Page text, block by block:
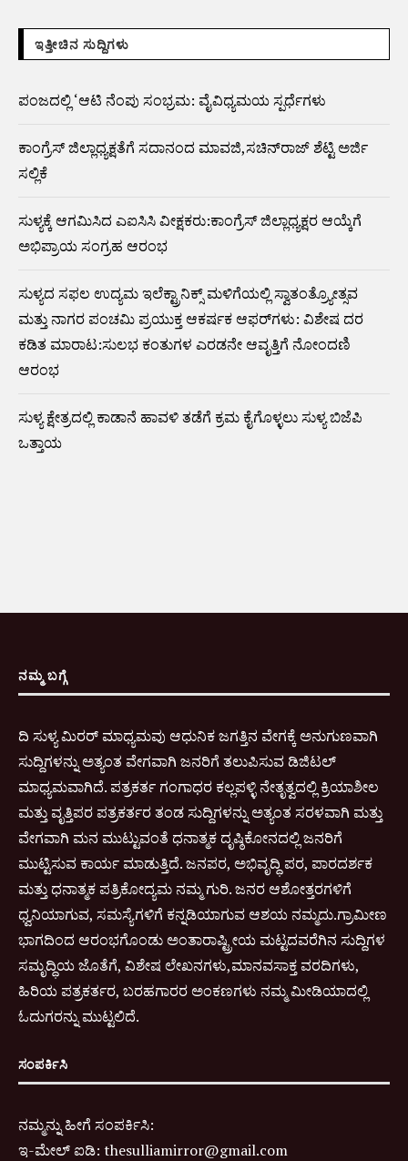
ಇತ್ತೀಚಿನ ಸುದ್ದಿಗಳು
ಪಂಜದಲ್ಲಿ ‘ಆಟಿ ನೆಂಪು ಸಂಭ್ರಮ: ವೈವಿಧ್ಯಮಯ ಸ್ಪರ್ಧೆಗಳು
ಕಾಂಗ್ರೆಸ್ ಜಿಲ್ಲಾಧ್ಯಕ್ಷತೆಗೆ ಸದಾನಂದ ಮಾವಜಿ,ಸಚಿನ್‌ರಾಜ್ ಶೆಟ್ಟಿ ಅರ್ಜಿ
ಸಲ್ಲಿಕೆ
ಸುಳ್ಯಕ್ಕೆ ಆಗಮಿಸಿದ ಎಐಸಿಸಿ ವೀಕ್ಷಕರು:ಕಾಂಗ್ರೆಸ್ ಜಿಲ್ಲಾಧ್ಯಕ್ಷರ ಆಯ್ಕೆಗೆ
ಅಭಿಪ್ರಾಯ ಸಂಗ್ರಹ ಆರಂಭ
ಸುಳ್ಯದ ಸಫಲ ಉದ್ಯಮ ಇಲೆಕ್ಟ್ರಾನಿಕ್ಸ್ ಮಳಿಗೆಯಲ್ಲಿ ಸ್ವಾತಂತ್ರ್ಯೋತ್ಸವ
ಮತ್ತು ನಾಗರ ಪಂಚಮಿ ಪ್ರಯುಕ್ತ ಆಕರ್ಷಕ ಆಫರ್‌ಗಳು: ವಿಶೇಷ ದರ
ಕಡಿತ ಮಾರಾಟ:ಸುಲಭ ಕಂತುಗಳ ಎರಡನೇ ಆವೃತ್ತಿಗೆ ನೋಂದಣಿ
ಆರಂಭ
ಸುಳ್ಯ ಕ್ಷೇತ್ರದಲ್ಲಿ ಕಾಡಾನೆ ಹಾವಳಿ ತಡೆಗೆ ಕ್ರಮ ಕೈಗೊಳ್ಳಲು ಸುಳ್ಯ ಬಿಜೆಪಿ
ಒತ್ತಾಯ
ನಮ್ಮ ಬಗ್ಗೆ
ದಿ ಸುಳ್ಯ ಮಿರರ್ ಮಾಧ್ಯಮವು ಆಧುನಿಕ ಜಗತ್ತಿನ ವೇಗಕ್ಕೆ ಅನುಗುಣವಾಗಿ
ಸುದ್ದಿಗಳನ್ನು ಅತ್ಯಂತ ವೇಗವಾಗಿ ಜನರಿಗೆ ತಲುಪಿಸುವ ಡಿಜಿಟಲ್
ಮಾಧ್ಯಮವಾಗಿದೆ. ಪತ್ರಕರ್ತ ಗಂಗಾಧರ ಕಲ್ಲಪಳ್ಳಿ ನೇತೃತ್ವದಲ್ಲಿ ಕ್ರಿಯಾಶೀಲ
ಮತ್ತು ವೃತ್ತಿಪರ ಪತ್ರಕರ್ತರ ತಂಡ ಸುದ್ದಿಗಳನ್ನು ಅತ್ಯಂತ ಸರಳವಾಗಿ ಮತ್ತು
ವೇಗವಾಗಿ ಮನ ಮುಟ್ಟುವಂತೆ ಧನಾತ್ಮಕ ದೃಷ್ಠಿಕೋನದಲ್ಲಿ ಜನರಿಗೆ
ಮುಟ್ಟಿಸುವ ಕಾರ್ಯ ಮಾಡುತ್ತಿದೆ. ಜನಪರ, ಅಭಿವೃದ್ಧಿ ಪರ, ಪಾರದರ್ಶಕ
ಮತ್ತು ಧನಾತ್ಮಕ ಪತ್ರಿಕೋದ್ಯಮ ನಮ್ಮ ಗುರಿ. ಜನರ ಆಶೋತ್ತರಗಳಿಗೆ
ಧ್ವನಿಯಾಗುವ, ಸಮಸ್ಯೆಗಳಿಗೆ ಕನ್ನಡಿಯಾಗುವ ಆಶಯ ನಮ್ಮದು.ಗ್ರಾಮೀಣ
ಭಾಗದಿಂದ ಆರಂಭಗೊಂಡು ಅಂತಾರಾಷ್ಟ್ರೀಯ ಮಟ್ಟದವರೆಗಿನ ಸುದ್ದಿಗಳ
ಸಮೃದ್ಧಿಯ ಜೊತೆಗೆ, ವಿಶೇಷ ಲೇಖನಗಳು,ಮಾನವಸಾಕ್ತ ವರದಿಗಳು,
ಹಿರಿಯ ಪತ್ರಕರ್ತರ, ಬರಹಗಾರರ ಅಂಕಣಗಳು ನಮ್ಮ ಮೀಡಿಯಾದಲ್ಲಿ
ಓದುಗರನ್ನು ಮುಟ್ಟಲಿದೆ.
ಸಂಪರ್ಕಿಸಿ
ನಮ್ಮನ್ನು ಹೀಗೆ ಸಂಪರ್ಕಿಸಿ:
ಇ-ಮೇಲ್ ಐಡಿ: thesulliamirror@gmail.com